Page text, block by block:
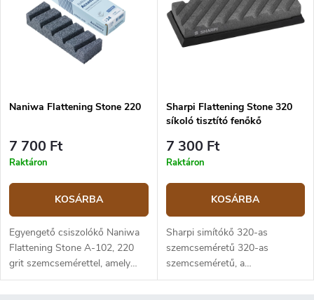
Naniwa Flattening Stone 220
7 700 Ft
Raktáron
KOSÁRBA
Egyengető csiszolókő Naniwa
Flattening Stone A-102, 220
grit szemcsemérettel, amely
csiszolókő felületének
Sharpi Flattening Stone 320
síkoló tisztító fenőkő
7 300 Ft
Raktáron
KOSÁRBA
Sharpi simítókő 320-as
szemcseméretű 320-as
szemcseméretű, a
köszörűkövek felületének